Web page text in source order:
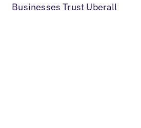
Businesses Trust Uberall